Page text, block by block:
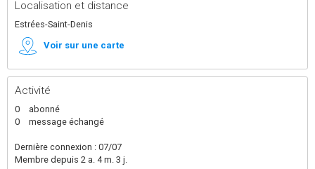
Localisation et distance
Estrées-Saint-Denis
Voir sur une carte
Activité
0
abonné
0
message échangé
Dernière connexion : 07/07
Membre depuis 2 a. 4 m. 3 j.